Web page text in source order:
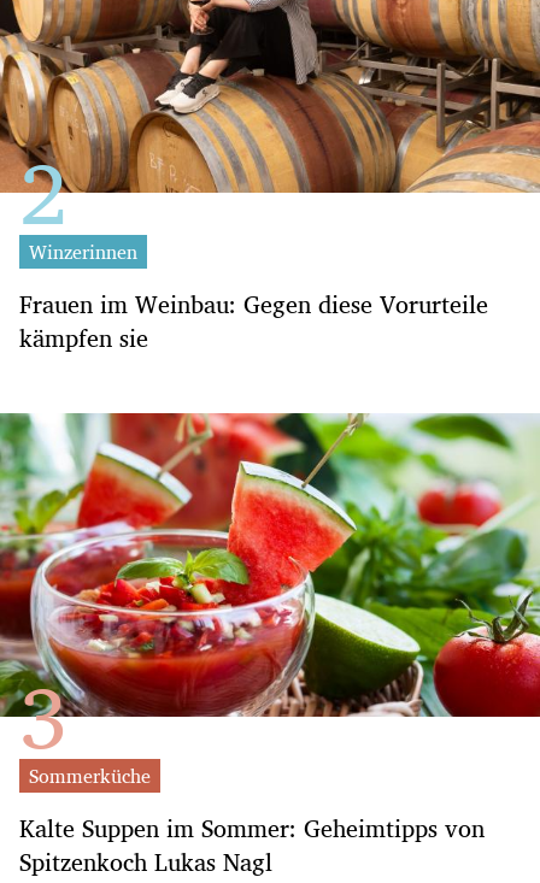
Winzerinnen
Frauen im Weinbau: Gegen diese Vorurteile
kämpfen sie
Sommerküche
Kalte Suppen im Sommer: Geheimtipps von
Spitzenkoch Lukas Nagl